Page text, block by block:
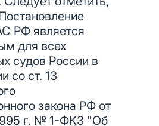
РФ является
для всех
судов России в
со ст. 13
закона РФ от
г. № 1-ФКЗ "Об